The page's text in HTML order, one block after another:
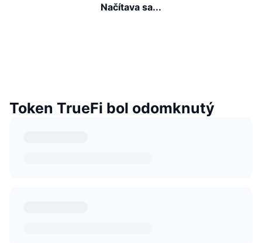
Načítava sa...
Token TrueFi bol odomknutý